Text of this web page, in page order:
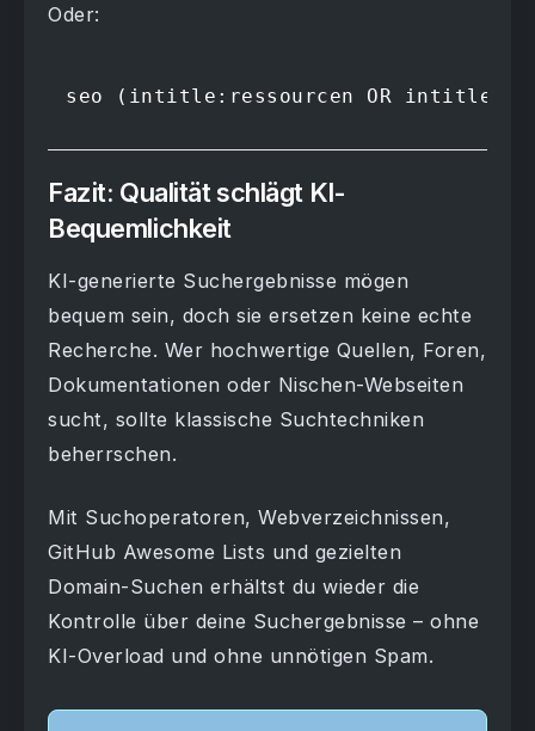
Oder:
seo (intitle:ressourcen OR
Fazit: Qualität schlägt KI-
Bequemlichkeit
KI-generierte Suchergebnisse mögen
bequem sein, doch sie ersetzen keine echte
Recherche. Wer hochwertige Quellen, Foren,
Dokumentationen oder Nischen-Webseiten
sucht, sollte klassische Suchtechniken
beherrschen.
Mit Suchoperatoren, Webverzeichnissen,
GitHub Awesome Lists und gezielten
Domain-Suchen erhältst du wieder die
Kontrolle über deine Suchergebnisse – ohne
KI-Overload und ohne unnötigen Spam.